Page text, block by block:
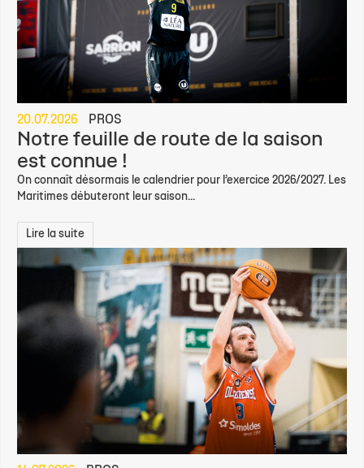
20.07.2026 PROS
Notre feuille de route de la saison
est connue !
On connaît désormais le calendrier pour l’exercice 2026/2027. Les
Maritimes débuteront leur saison...
Lire la suite